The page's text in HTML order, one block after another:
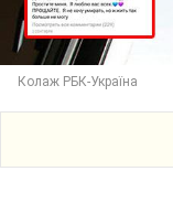
Колаж РБК-Україна